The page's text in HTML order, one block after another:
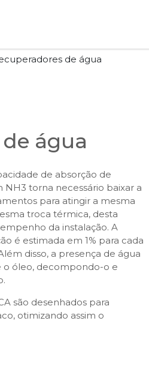
de água
água
de absorção de
torna necessário baixar a
para atingir a mesma
troca térmica, desta
da instalação. A
é estimada em 1% para cada
disso, a presença de água
óleo, decompondo-o e
são desenhados para
otimizando assim o